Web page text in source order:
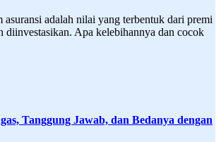
asuransi adalah nilai yang terbentuk dari premi
diinvestasikan. Apa kelebihannya dan cocok
Tanggung Jawab, dan Bedanya dengan